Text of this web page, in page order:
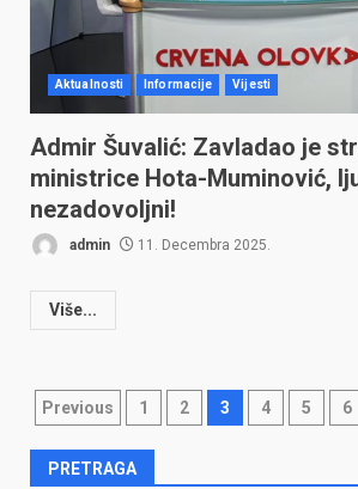
Aktualnosti Informacije Vijesti
Admir Šuvalić: Zavladao je
ministrice Hota-Muminović,
nezadovoljni!
admin 11. Decembra 2025.
Više...
Posts
pagination
Previous 1 2 3 4 5 6
PRETRAGA